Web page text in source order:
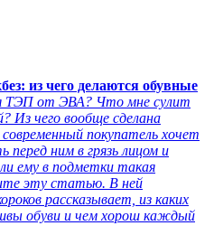
из чего делаются обувные
ТЭП от ЭВА? Что мне сулит
чего вообще сделана
покупатель хочет
ним в грязь лицом и
ему в подметки такая
эту статью. В ней
рассказывает, из каких
обуви и чем хорош каждый